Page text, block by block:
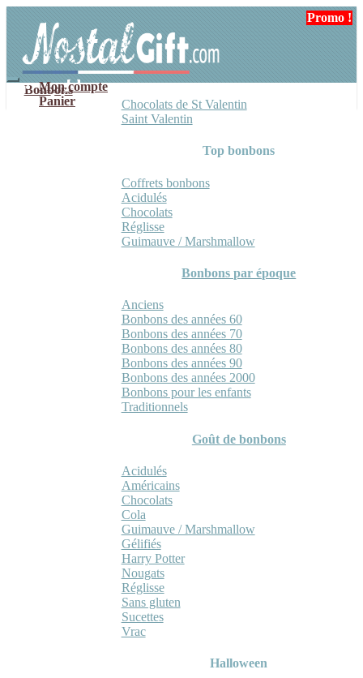
navigation
contenu
Mon compte
Panier
Bonbons
Chocolats de St Valentin
Saint Valentin
Top bonbons
Coffrets bonbons
Acidulés
Chocolats
Réglisse
Guimauve / Marshmallow
Bonbons par époque
Anciens
Bonbons des années 60
Bonbons des années 70
Bonbons des années 80
Bonbons des années 90
Bonbons des années 2000
Bonbons pour les enfants
Traditionnels
Goût de bonbons
Acidulés
Américains
Chocolats
Cola
Guimauve / Marshmallow
Gélifiés
Harry Potter
Nougats
Réglisse
Sans gluten
Sucettes
Vrac
Halloween
Promo !
Promo !
Promo !